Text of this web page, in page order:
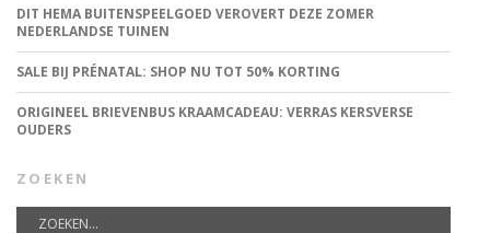
DIT HEMA BUITENSPEELGOED VEROVERT DEZE ZOMER
NEDERLANDSE TUINEN
SALE BIJ PRÉNATAL: SHOP NU TOT 50% KORTING
ORIGINEEL BRIEVENBUS KRAAMCADEAU: VERRAS KERSVERSE
OUDERS
ZOEKEN